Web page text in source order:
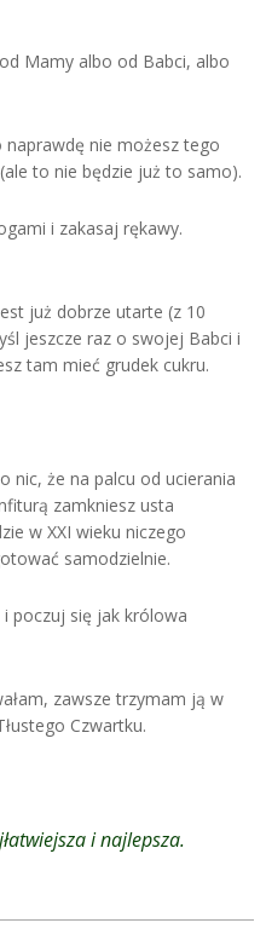
Mamy albo od Babci, albo
naprawdę nie możesz tego
to nie będzie już to samo).
i zakasaj rękawy.
już dobrze utarte (z 10
jeszcze raz o swojej Babci i
tam mieć grudek cukru.
nic, że na palcu od ucierania
zamkniesz usta
w XXI wieku niczego
samodzielnie.
i poczuj się jak królowa
zawsze trzymam ją w
Czwartku.
i najlepsza.